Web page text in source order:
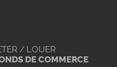
/ LOUER
DE COMMERCE